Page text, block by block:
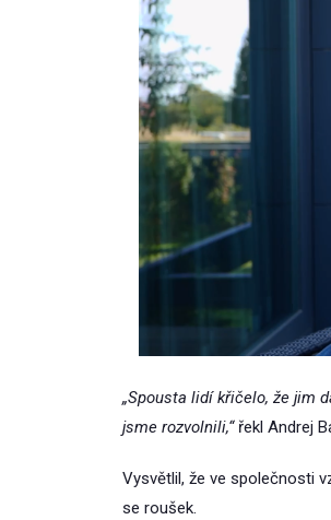
„Spousta lidí křičelo, že jim
jsme rozvolnili,“řekl Andrej
Vysvětlil, že ve společnosti
se roušek.